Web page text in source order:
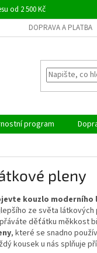
od 2 500 Kč
DOPRAVA A PLATBA
program
pleny
kouzlo moderního
ze světa
děťátku měkkost
, které se snadno
kousek u nás splňuje